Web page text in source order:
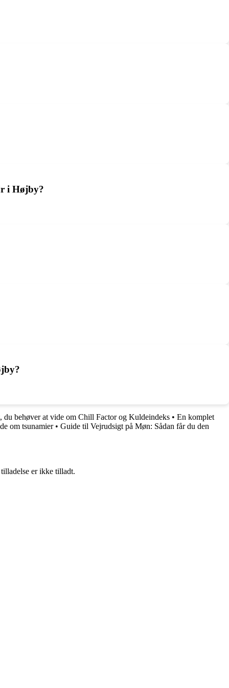
i Højby?
du behøver at vide om Chill Factor og Kuldeindeks • En komplet
om tsunamier• Guide til Vejrudsigt på Møn: Sådan får du den
er ikke tilladt.